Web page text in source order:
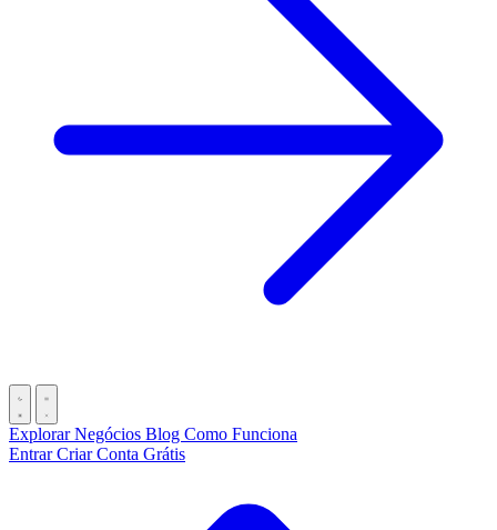
Explorar Negócios Blog Como Funciona
EntrarCriar Conta Grátis